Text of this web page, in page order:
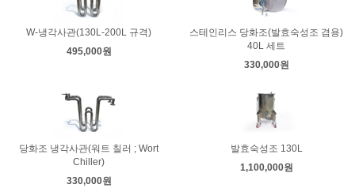
W-냉각사관(130L-200L 규격)
495,000원
스테인리스 당화조(발효숙성조 겸용)
40L 세트
330,000원
당화조 냉각사관(워트 칠러 ; Wort
Chiller)
330,000원
발효숙성조 130L
1,100,000원